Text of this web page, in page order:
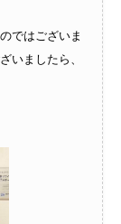
ではございま
いましたら、